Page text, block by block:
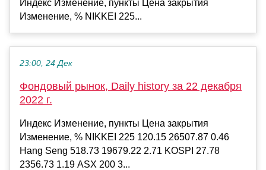
Индекс Изменение, пункты Цена закрытия
Изменение, % NIKKEI 225...
23:00, 24 Дек
Фондовый рынок, Daily history за 22 декабря
2022 г.
Индекс Изменение, пункты Цена закрытия
Изменение, % NIKKEI 225 120.15 26507.87 0.46
Hang Seng 518.73 19679.22 2.71 KOSPI 27.78
2356.73 1.19 ASX 200 3...